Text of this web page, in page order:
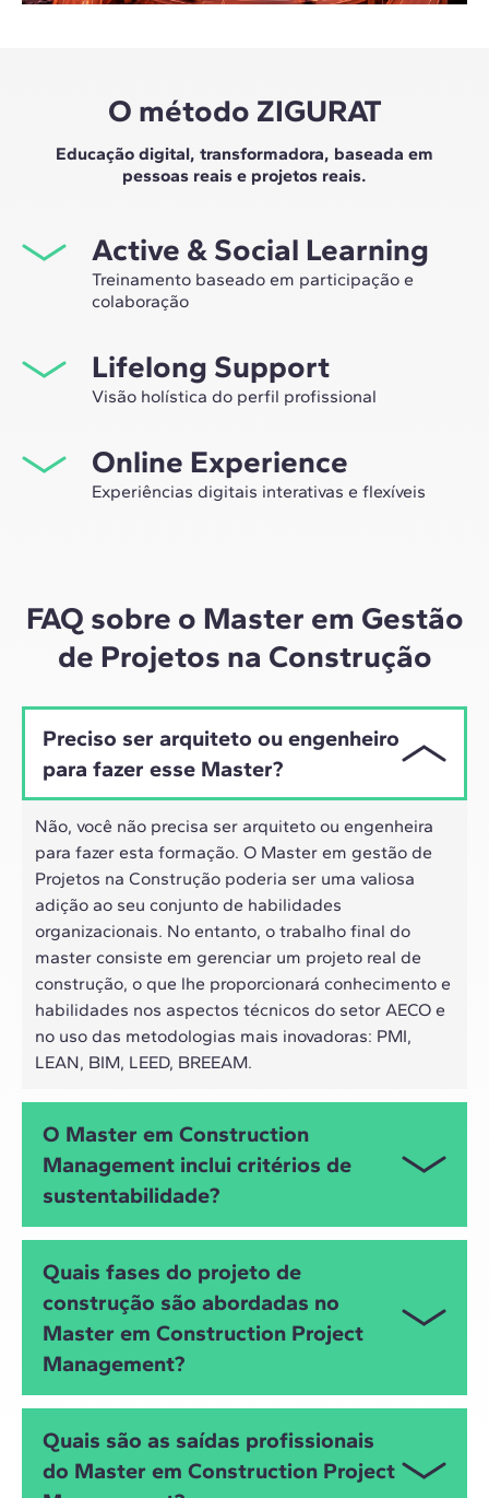
O método ZIGURAT
Educação digital, transformadora, baseada em
pessoas reais e projetos reais.
Active & Social Learning
Treinamento baseado em participação e
colaboração
própria rede profissional, mas também ter a
oportunidade única de participar de grupos de
trabalho selecionados, assessorados pela experiência
e construção.
Lifelong Support
Visão holística do perfil profissional
master, nós lhe acompanhamos para que você tenha
uma visão crítica e 360º do seu futuro como
especialista no setor.
Online Experience
Experiências digitais interativas e flexíveis
híbrido dos profissionais de hoje.
FAQ sobre o Master em Gestão
de Projetos na Construção
Preciso ser arquiteto ou engenheiro
para fazer esse Master?
Não, você não precisa ser arquiteto ou engenheira
para fazer esta formação. O Master em gestão de
Projetos na Construção poderia ser uma valiosa
adição ao seu conjunto de habilidades
organizacionais. No entanto, o trabalho final do
master consiste em gerenciar um projeto real de
construção, o que lhe proporcionará conhecimento e
habilidades nos aspectos técnicos do setor AECO e
no uso das metodologias mais inovadoras: PMI,
LEAN, BIM, LEED, BREEAM.
O Master em Construction
Management inclui critérios de
sustentabilidade?
Gestão de Projetos de Construção
específicos que abordam as metodologias de
avaliação da sustentabilidade em obras (BREEAM
LEED,LCA...), ofacility management BIM
Lean Construction.
Quais fases do projeto de
construção são abordadas no
Master em Construction Project
Management?
de um projeto de construção de forma cronológica,
desde o início, planejamento e execução até o
Quais são as saídas profissionais
do Master em Construction Project